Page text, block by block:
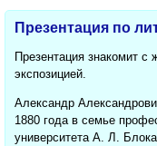
Презентация по
Презентация знакомит
экспозицией.
Александр
1880 года в семье
университета А. Л.